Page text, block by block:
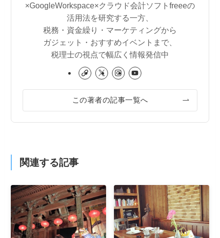
×GoogleWorkspace×クラウド会計ソフトfreeeの
活用法を研究する一方、
税務・資金繰り・マーケティングから
ガジェット・おすすめイベントまで、
税理士の視点で幅広く情報発信中
この著者の記事一覧へ
関連する記事